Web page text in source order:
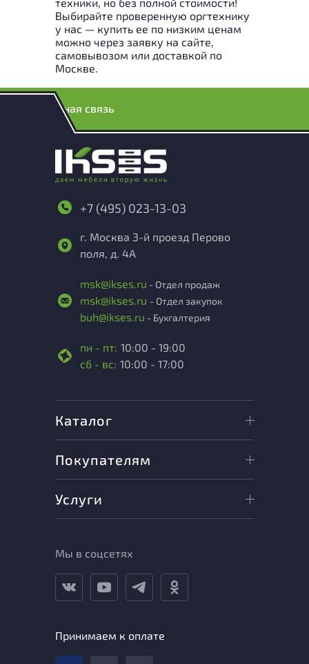
Выбирайте проверенную оргтехнику
у нас — купить ее по низким ценам
можно через заявку на сайте,
самовывозом или доставкой по
Москве.
Обратная связь
+7 (495) 023-13-03
г. Москва 3-й проезд Перово
поля, д. 4А
msk@ikses.ru - Отдел продаж
msk@ikses.ru - Отдел закупок
buh@ikses.ru - Бухгалтерия
пн - пт: 10:00 - 19:00
сб - вс: 10:00 - 17:00
Каталог
Покупателям
Услуги
Мы в соцсетях
Принимаем к оплате